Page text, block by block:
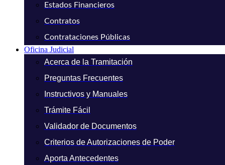
Estados Financieros
Contratos
Contrataciones Públicas
Oficina Judicial
Acerca de la Tramitación
Preguntas Frecuentes
Instructivos y Manuales
Trámite Fácil
Validador de Documentos
Criterios de Autorizaciones de Poder
Aporta Antecedentes